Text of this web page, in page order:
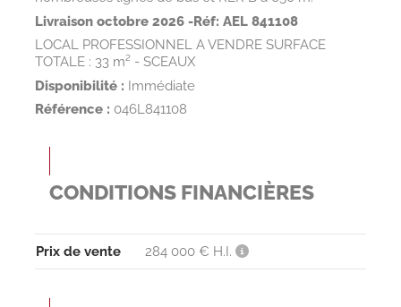
Livraison octobre 2026 -Réf: AEL 841108
LOCAL PROFESSIONNEL A VENDRE SURFACE
TOTALE : 33 m² - SCEAUX
Disponibilité : Immédiate
Référence : 046L841108
CONDITIONS FINANCIÈRES
Prix de vente 284 000 € H.I.